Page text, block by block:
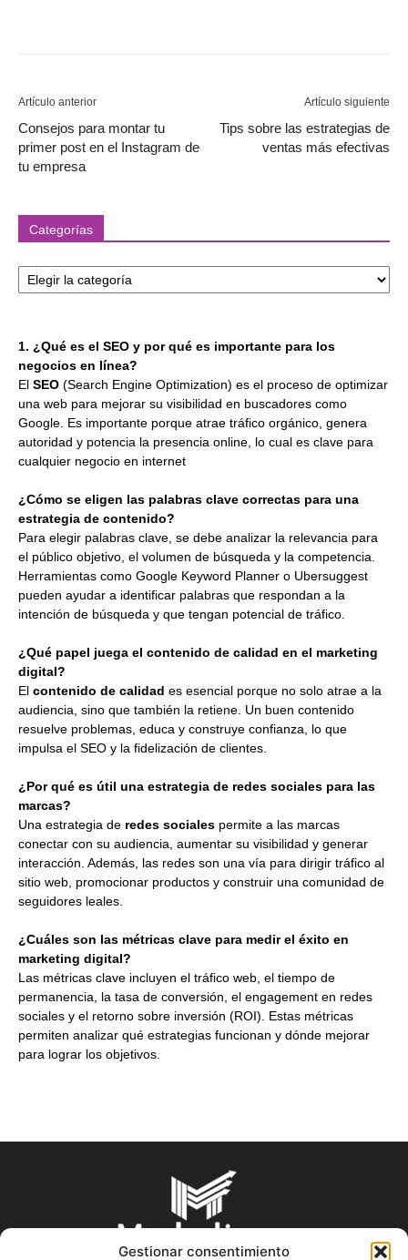
Gestionar consentimiento
Artículo anterior
Consejos para montar tu
primer post en el Instagram de
tu empresa
Artículo siguiente
Tips sobre las estrategias de
ventas más efectivas
Categorías
Categorías
1. ¿Qué es el SEO y por qué es importante para los
negocios en línea?
El SEO (Search Engine Optimization) es el proceso de optimizar
una web para mejorar su visibilidad en buscadores como
Google. Es importante porque atrae tráfico orgánico, genera
autoridad y potencia la presencia online, lo cual es clave para
cualquier negocio en internet
¿Cómo se eligen las palabras clave correctas para una
estrategia de contenido?
Para elegir palabras clave, se debe analizar la relevancia para
el público objetivo, el volumen de búsqueda y la competencia.
Herramientas como Google Keyword Planner o Ubersuggest
pueden ayudar a identificar palabras que respondan a la
intención de búsqueda y que tengan potencial de tráfico.
¿Qué papel juega el contenido de calidad en el marketing
digital?
El contenido de calidad es esencial porque no solo atrae a la
audiencia, sino que también la retiene. Un buen contenido
resuelve problemas, educa y construye confianza, lo que
impulsa el SEO y la fidelización de clientes.
¿Por qué es útil una estrategia de redes sociales para las
marcas?
Una estrategia de redes sociales permite a las marcas
conectar con su audiencia, aumentar su visibilidad y generar
interacción. Además, las redes son una vía para dirigir tráfico al
sitio web, promocionar productos y construir una comunidad de
seguidores leales.
¿Cuáles son las métricas clave para medir el éxito en
marketing digital?
Las métricas clave incluyen el tráfico web, el tiempo de
permanencia, la tasa de conversión, el engagement en redes
sociales y el retorno sobre inversión (ROI). Estas métricas
permiten analizar qué estrategias funcionan y dónde mejorar
para lograr los objetivos.